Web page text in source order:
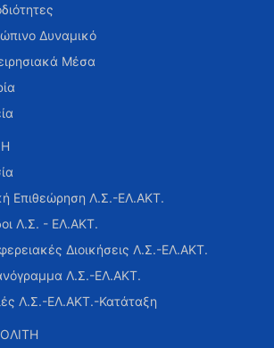
Δυναμικό
Μέσα
Επιθεώρηση Λ.Σ.-ΕΛ.ΑΚΤ.
Λ.Σ. - ΕΛ.ΑΚΤ.
Διοικήσεις Λ.Σ.-ΕΛ.ΑΚΤ.
Λ.Σ.-ΕΛ.ΑΚΤ.
Λ.Σ.-ΕΛ.ΑΚΤ.-Κατάταξη